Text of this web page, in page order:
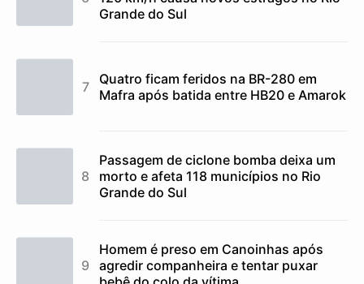
Grande do Sul
Quatro ficam feridos na BR-280 em
Mafra após batida entre HB20 e Amarok
Passagem de ciclone bomba deixa um
morto e afeta 118 municípios no Rio
Grande do Sul
Homem é preso em Canoinhas após
agredir companheira e tentar puxar